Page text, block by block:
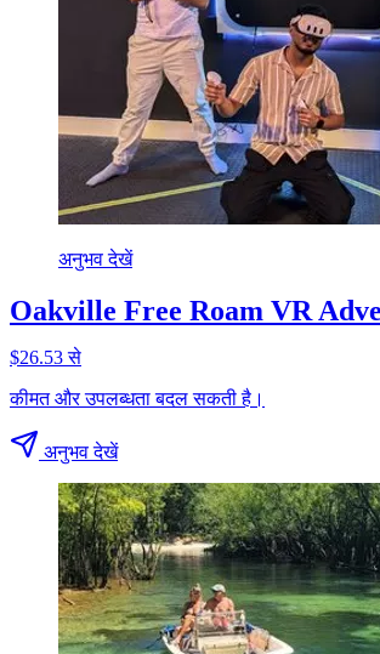
अनुभव देखें
Oakville Free Roam VR
$26.53 से
कीमत और उपलब्धता बदल सकती है।
अनुभव देखें